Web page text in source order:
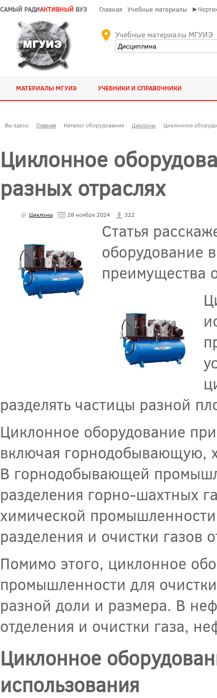
САМЫЙ РАДИАКТИВНЫЙ ВУЗ Главная Учебные материалы
Учебные материалы МГУИЭ
МАТЕРИАЛЫ МГУИЭ УЧЕБНИКИ И СПРАВОЧНИКИ
Вы здесь: Главная Каталог оборудования Циклоны Циклонное
Циклонное
разных отраслях
Циклоны 28 ноября 2024 322
Статья
оборудование
преимущества
разделять частицы разной
Циклонное оборудование
включая горнодобывающую,
В горнодобывающей
разделения горно-шахтных
химической
разделения и очистки газов
Помимо этого, циклонное
промышленности для
разной доли и размера. В
отделения и очистки газа,
Циклонное
использования